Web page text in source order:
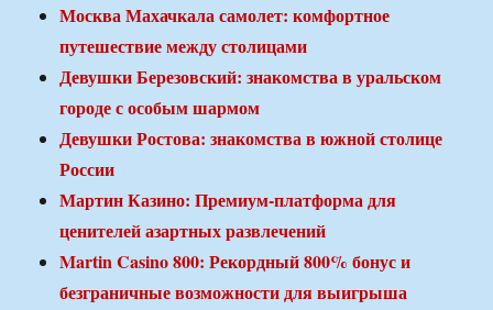
Москва Махачкала самолет: комфортное
путешествие между столицами
Девушки Березовский: знакомства в уральском
городе с особым шармом
Девушки Ростова: знакомства в южной столице
России
Мартин Казино: Премиум-платформа для
ценителей азартных развлечений
Martin Casino 800: Рекордный 800% бонус и
безграничные возможности для выигрыша